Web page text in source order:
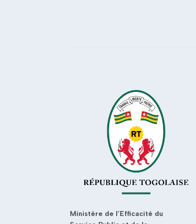
Ministère de l’Efficacité du